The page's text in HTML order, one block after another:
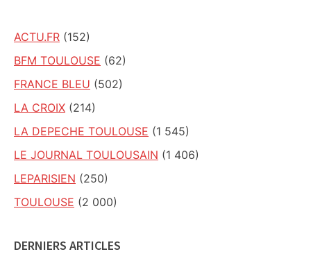
ACTU.FR (152)
BFM TOULOUSE (62)
FRANCE BLEU (502)
LA CROIX (214)
LA DEPECHE TOULOUSE (1 545)
LE JOURNAL TOULOUSAIN (1 406)
LEPARISIEN (250)
TOULOUSE (2 000)
DERNIERS ARTICLES